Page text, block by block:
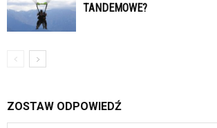
TANDEMOWE?
ZOSTAW ODPOWIEDŹ